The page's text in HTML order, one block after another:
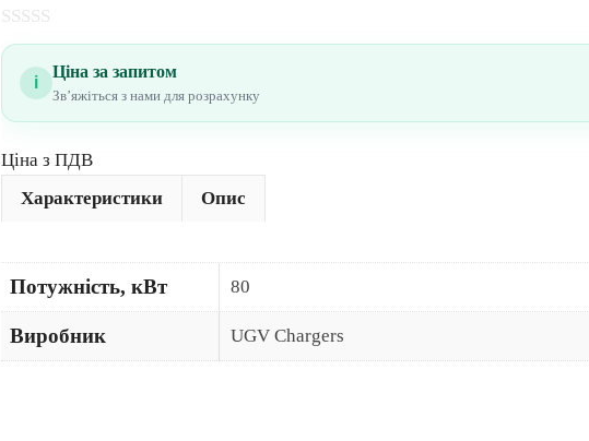
0
з
i
Ціна за запитом
Звʼяжіться з нами для розрахунку
Цiна з ПДВ
Характеристики
Опис
Потужність, кВт 80
Виробник UGV Chargers